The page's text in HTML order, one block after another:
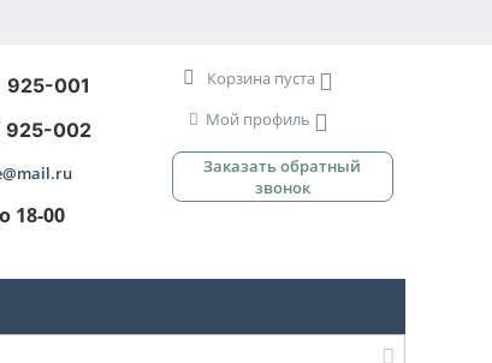
925-001
925-002
18-00
Корзина пуста
Мой профиль
Заказать обратный
звонок